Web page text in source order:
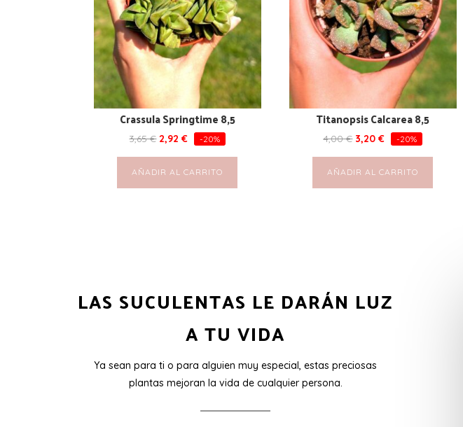
Crassula Springtime 8,5
3,65€ 2,92€ -20%
AÑADIR AL CARRITO
Titanopsis Calcarea 8,5
4,00€ 3,20€ -20%
AÑADIR AL CARRITO
LAS SUCULENTAS LE DARÁN LUZ
A TU VIDA
Ya sean para ti o para alguien muy especial, estas preciosas
plantas mejoran la vida de cualquier persona.